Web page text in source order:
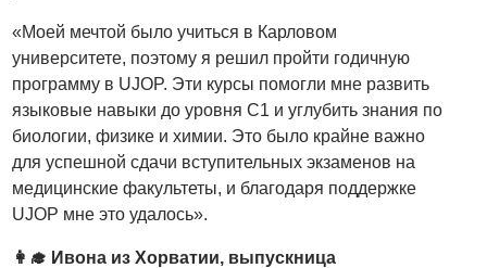
«Моей мечтой было учиться в Карловом
университете, поэтому я решил пройти годичную
программу в UJOP. Эти курсы помогли мне развить
языковые навыки до уровня C1 и углубить знания по
биологии, физике и химии. Это было крайне важно
для успешной сдачи вступительных экзаменов на
медицинские факультеты, и благодаря поддержке
UJOP мне это удалось».
👩‍🎓 Ивона из Хорватии, выпускница